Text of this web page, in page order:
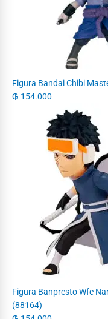
Figura Bandai Chibi
₲ 154.000
Figura Banpresto Wfc
(88164)